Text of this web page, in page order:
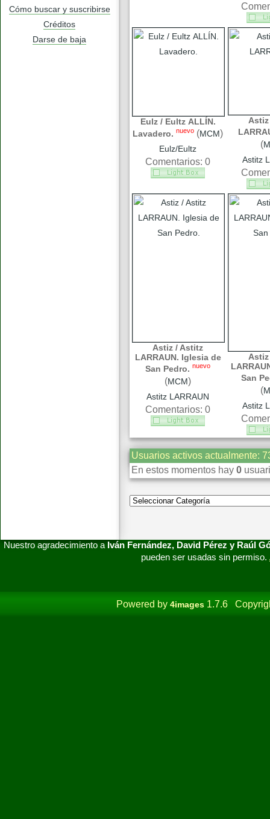
Cómo buscar y suscribirse
Créditos
Darse de baja
Eulz / Eultz ALLÍN.
Lavadero. nuevo (MCM)
Eulz/Eultz
Comentarios: 0
(
Astitz
Astiz / Astitz
LARRAUN. Iglesia de
San Pedro. nuevo
(MCM)
Astitz LARRAUN
Comentarios: 0
San
(
Astitz
Usuarios activos actualmente:
En estos momentos hay 0
Nuestro agradecimiento a Iván Fernández, David Pérez y Raúl
pueden ser usadas sin permiso.
Powered by 4images 1.7.6